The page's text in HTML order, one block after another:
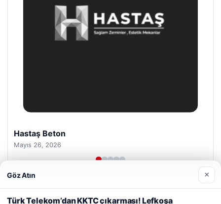
Hastaş Beton
Mayıs 26, 2026
deneyiminizi kişiselleştirmek ve geliştirmek amacıyla çerezler
Göz Atın ×
Türk Telekom’dan KKTC çıkarması! Lefkoşa